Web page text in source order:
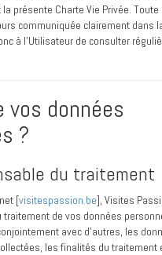
présente Charte Vie Privée.
communiquée clairement dans
à l’Utilisateur de consulter
vos données
?
du traitement
[visitespassion.be], Visites
de vos données
avec d’autres, les
les finalités du traitement